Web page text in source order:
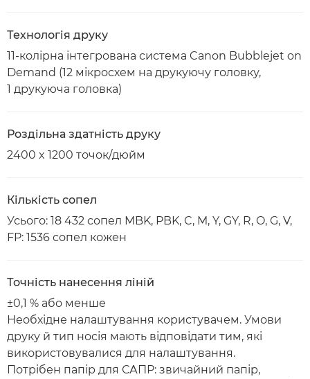
Технологія друку
11-колірна інтегрована система Canon Bubblejet on
Demand (12 мікросхем на друкуючу головку,
1 друкуюча головка)
Роздільна здатність друку
2400 x 1200 точок/дюйм
Кількість сопел
Усього: 18 432 сопел MBK, PBK, C, M, Y, GY, R, O, G, V,
FP: 1536 сопел кожен
Точність нанесення ліній
±0,1 % або менше
Необхідне налаштування користувачем. Умови
друку й тип носія мають відповідати тим, які
використовувалися для налаштування.
Потрібен папір для САПР: звичайний папір,